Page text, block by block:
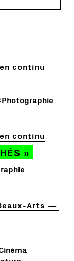
en continu
en continu
»
Arts